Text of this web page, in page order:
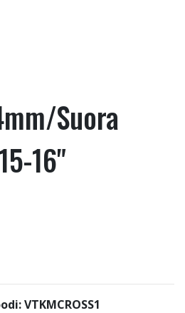
Suora
16"
VTKMCROSS1